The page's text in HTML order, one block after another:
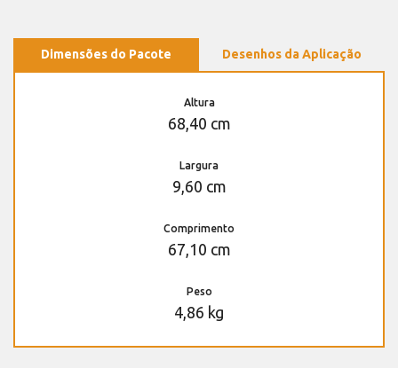
Dimensões do Pacote Desenhos da Aplicação
Altura
68,40 cm
Largura
9,60 cm
Comprimento
67,10 cm
Peso
4,86 kg